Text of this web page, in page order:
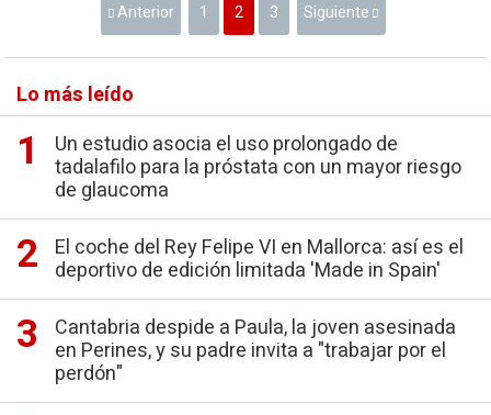
Anterior 1 2 3 Siguiente
Lo más leído
Un estudio asocia el uso prolongado de
tadalafilo para la próstata con un mayor riesgo
de glaucoma
El coche del Rey Felipe VI en Mallorca: así es el
deportivo de edición limitada 'Made in Spain'
Cantabria despide a Paula, la joven asesinada
en Perines, y su padre invita a "trabajar por el
perdón"